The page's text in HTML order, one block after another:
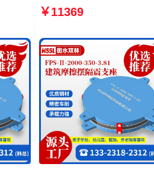
摆隔
摆隔震支座FPSII-10000-
￥11369